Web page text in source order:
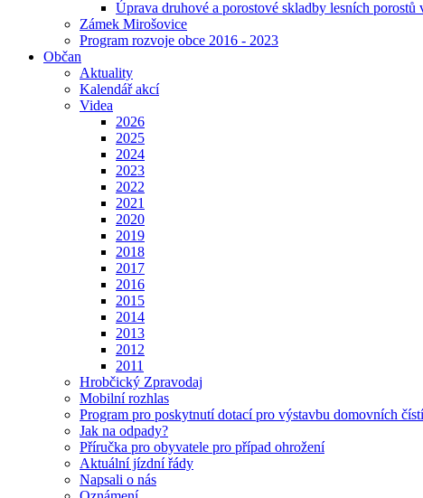
Úprava druhové a porostové skladby lesních
Zámek Mirošovice
Program rozvoje obce 2016 - 2023
Občan
Aktuality
Kalendář akcí
Videa
2026
2025
2024
2023
2022
2021
2020
2019
2018
2017
2016
2015
2014
2013
2012
2011
Hrobčický Zpravodaj
Mobilní rozhlas
Program pro poskytnutí dotací pro výstavbu domovních
Jak na odpady?
Příručka pro obyvatele pro případ ohrožení
Aktuální jízdní řády
Napsali o nás